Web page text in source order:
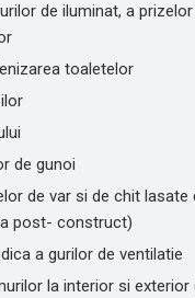
de iluminat, a
toaletelor
de gunoi
de var si de chit
post- construct)
a gurilor de ventilatie
la interior si exterior